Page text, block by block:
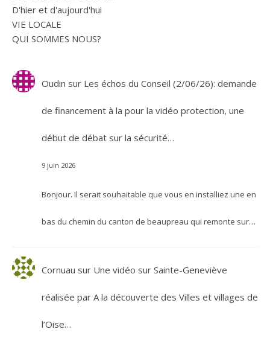
D'hier et d'aujourd'hui
VIE LOCALE
QUI SOMMES NOUS?
Oudin sur Les échos du Conseil (2/06/26): demande
de financement à la pour la vidéo protection, une
début de débat sur la sécurité…
9 juin 2026
Bonjour. Il serait souhaitable que vous en installiez une en
bas du chemin du canton de beaupreau qui remonte sur…
Cornuau sur Une vidéo sur Sainte-Geneviève
réalisée par A la découverte des Villes et villages de
l’Oise…